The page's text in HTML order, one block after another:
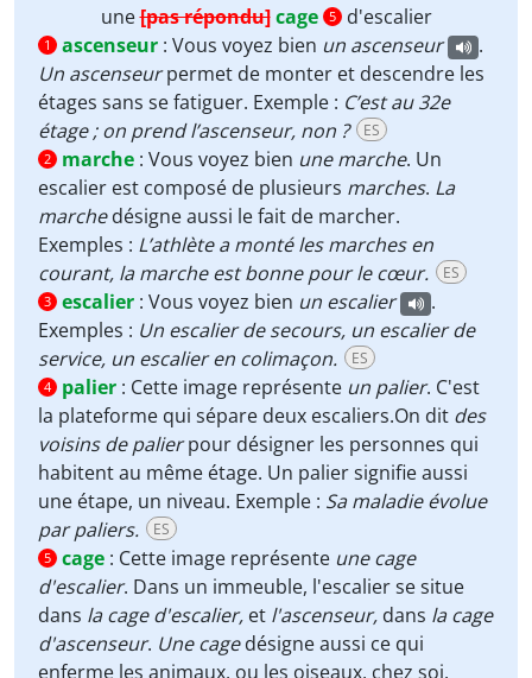
une[pas répondu] cage 5 d'escalier
1 ascenseur : Vous voyez bien un ascenseur
.
Un ascenseurpermet de monter et descendre les
étages sans se fatiguer. Exemple : C’est au 32e
étage ; on prend l’ascenseur, non ?
ES
2 marche : Vous voyez bien une marche. Un
escalier est composé de plusieurs marches. La
marchedésigne aussi le fait de marcher.
Exemples : L’athlète a monté les marches en
courant, la marche est bonne pour le cœur.
ES
3 escalier : Vous voyez bien un escalier
.
Exemples : Un escalier de secours, un escalier de
service, un escalier en colimaçon.
ES
4 palier : Cette image représente un palier. C'est
la plateforme qui sépare deux escaliers.On dit des
voisins de palierpour désigner les personnes qui
habitent au même étage. Un palier signifie aussi
une étape, un niveau. Exemple : Sa maladie évolue
par paliers.
ES
5 cage : Cette image représente une cage
d'escalier. Dans un immeuble, l'escalier se situe
dans la cage d'escalier, et l'ascenseur, dans la cage
d'ascenseur. Une cagedésigne aussi ce qui
enferme les animaux, ou les oiseaux, chez soi.